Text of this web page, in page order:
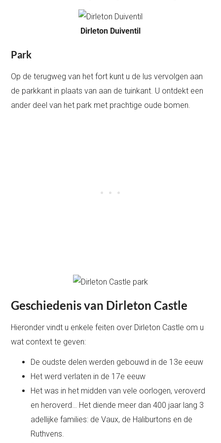
Dirleton Duiventil
Park
Op de terugweg van het fort kunt u de lus vervolgen aan
de parkkant in plaats van aan de tuinkant. U ontdekt een
ander deel van het park met prachtige oude bomen.
Geschiedenis van Dirleton Castle
Hieronder vindt u enkele feiten over Dirleton Castle om u
wat context te geven:
De oudste delen werden gebouwd in de 13e eeuw
Het werd verlaten in de 17e eeuw
Het was in het midden van vele oorlogen, veroverd
en heroverd… Het diende meer dan 400 jaar lang 3
adellijke families: de Vaux, de Haliburtons en de
Ruthvens.